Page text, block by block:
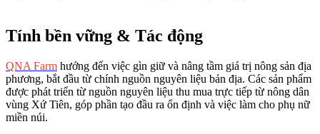
Tính bền vững & Tác động
QNA Farm hướng đến việc gìn giữ và nâng tầm giá trị nông sản địa
phương, bắt đầu từ chính nguồn nguyên liệu bản địa. Các sản phẩm
được phát triển từ nguồn nguyên liệu thu mua trực tiếp từ nông dân
vùng Xứ Tiên, góp phần tạo đầu ra ổn định và việc làm cho phụ nữ
miền núi.